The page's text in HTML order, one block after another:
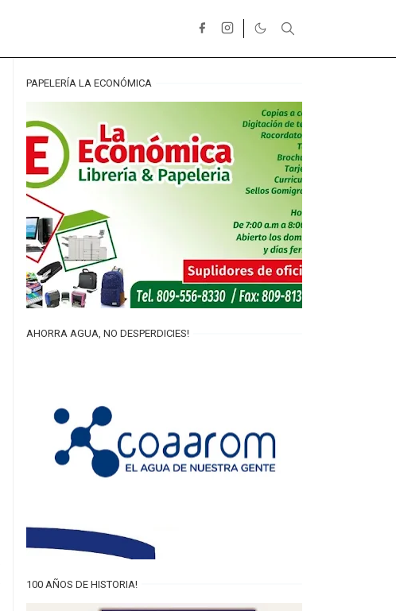
PAPELERÍA LA ECONÓMICA
AHORRA AGUA, NO DESPERDICIES!
100 AÑOS DE HISTORIA!